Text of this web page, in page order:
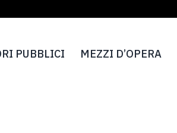
PUBBLICI MEZZI D’OPERA